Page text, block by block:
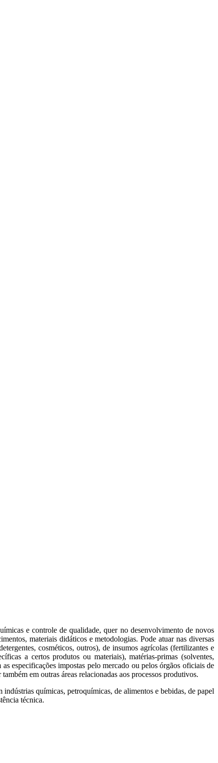
e controle de qualidade, quer no desenvolvimento de novos
materiais didáticos e metodologias. Pode atuar nas diversas
cosméticos, outros), de insumos agrícolas (fertilizantes e
a certos produtos ou materiais), matérias-primas (solventes,
especificações impostas pelo mercado ou pelos órgãos oficiais de
em outras áreas relacionadas aos processos produtivos.
químicas, petroquímicas, de alimentos e bebidas, de papel
técnica.